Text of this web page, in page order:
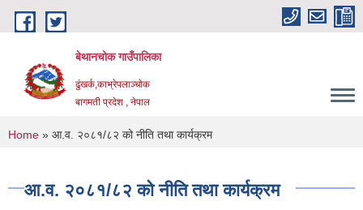
Skip to main content
बेथानचोक गाउँपालिका
ढुंखर्क,काभ्रेपलाञ्चाेक
बागमती प्रदेश , नेपाल
You are here
Home » आ.व. २०८१/८२ को नीति तथा कार्यक्रम
आ.व. २०८१/८२ को नीति तथा कार्यक्रम